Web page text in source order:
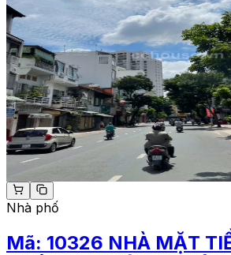
Nhà phố
Mã: 10326 NHÀ MẶT